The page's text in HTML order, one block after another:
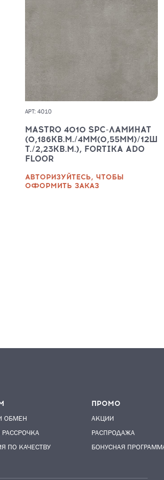
АРТ: 4010
MASTRO 4010 SPC-ЛАМИНАТ
(0,186КВ.М./4ММ(0,55ММ)/12Ш
Т./2,23КВ.М.), FORTIKA ADO
FLOOR
АВТОРИЗУЙТЕСЬ, ЧТОБЫ
ОФОРМИТЬ ЗАКАЗ
ОБМЕН
ПО КАЧЕСТВУ
ПРОМО
АКЦИИ
РАСПРОДАЖА
БОНУСНАЯ